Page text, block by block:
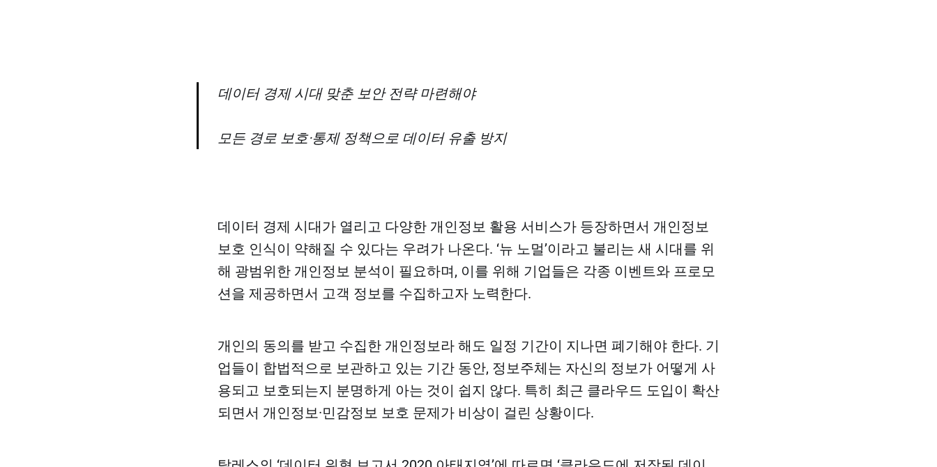
데이터 경제 시대 맞춘 보안 전략 마련해야
모든 경로 보호·통제 정책으로 데이터 유출 방지
데이터 경제 시대가 열리고 다양한 개인정보 활용 서비스가 등장하면서 개인정보
보호 인식이 약해질 수 있다는 우려가 나온다. ‘뉴 노멀’이라고 불리는 새 시대를 위
해 광범위한 개인정보 분석이 필요하며, 이를 위해 기업들은 각종 이벤트와 프로모
션을 제공하면서 고객 정보를 수집하고자 노력한다.
개인의 동의를 받고 수집한 개인정보라 해도 일정 기간이 지나면 폐기해야 한다. 기
업들이 합법적으로 보관하고 있는 기간 동안, 정보주체는 자신의 정보가 어떻게 사
용되고 보호되는지 분명하게 아는 것이 쉽지 않다. 특히 최근 클라우드 도입이 확산
되면서 개인정보·민감정보 보호 문제가 비상이 걸린 상황이다.